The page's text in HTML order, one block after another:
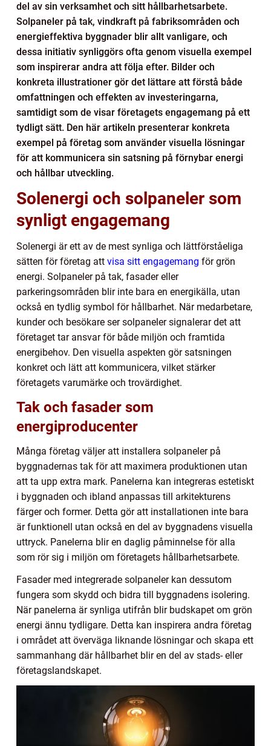
del av sin verksamhet och sitt hållbarhetsarbete.
Solpaneler på tak, vindkraft på fabriksområden och
energieffektiva byggnader blir allt vanligare, och
dessa initiativ synliggörs ofta genom visuella exempel
som inspirerar andra att följa efter. Bilder och
konkreta illustrationer gör det lättare att förstå både
omfattningen och effekten av investeringarna,
samtidigt som de visar företagets engagemang på ett
tydligt sätt. Den här artikeln presenterar konkreta
exempel på företag som använder visuella lösningar
för att kommunicera sin satsning på förnybar energi
och hållbar utveckling.
Solenergi och solpaneler som
synligt engagemang
Solenergi är ett av de mest synliga och lättförståeliga
sätten för företag att visa sitt engagemang för grön
energi. Solpaneler på tak, fasader eller
parkeringsområden blir inte bara en energikälla, utan
också en tydlig symbol för hållbarhet. När medarbetare,
kunder och besökare ser solpaneler signalerar det att
företaget tar ansvar för både miljön och framtida
energibehov. Den visuella aspekten gör satsningen
konkret och lätt att kommunicera, vilket stärker
företagets varumärke och trovärdighet.
Tak och fasader som
energiproducenter
Många företag väljer att installera solpaneler på
byggnadernas tak för att maximera produktionen utan
att ta upp extra mark. Panelerna kan integreras estetiskt
i byggnaden och ibland anpassas till arkitekturens
färger och former. Detta gör att installationen inte bara
är funktionell utan också en del av byggnadens visuella
uttryck. Panelerna blir en daglig påminnelse för alla
som rör sig i miljön om företagets hållbarhetsarbete.
Fasader med integrerade solpaneler kan dessutom
fungera som skydd och bidra till byggnadens isolering.
När panelerna är synliga utifrån blir budskapet om grön
energi ännu tydligare. Detta kan inspirera andra företag
i området att överväga liknande lösningar och skapa ett
sammanhang där hållbarhet blir en del av stads- eller
företagslandskapet.